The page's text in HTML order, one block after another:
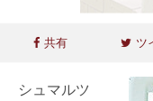
共有 ツ
シュマルツ